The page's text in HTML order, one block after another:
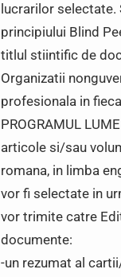
lucrarilor
principiului Blind
titlul stiintific de
Organizatii
profesionala in
PROGRAMUL
articole si/sau
romana, in limba
vor fi selectate in
vor trimite catre
documente:
-un rezumat al